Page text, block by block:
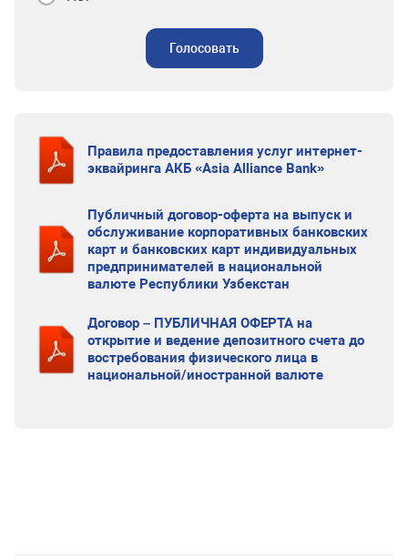
Голосовать
Правила предоставления услуг интернет-
эквайринга АКБ «Asia Alliance Bank»
Публичный договор-оферта на выпуск и
обслуживание корпоративных банковских
карт и банковских карт индивидуальных
предпринимателей в национальной
валюте Республики Узбекстан
Договор – ПУБЛИЧНАЯ ОФЕРТА на
открытие и ведение депозитного счета до
востребования физического лица в
национальной/иностранной валюте